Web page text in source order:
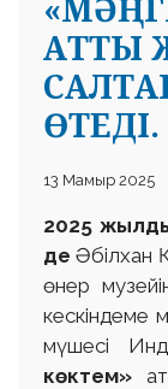
АТТЫ
ӨТЕДІ.
13 Мамыр 2025
2025
де Әбілхан
өнер
кескіндеме
мүшесі
көктем»